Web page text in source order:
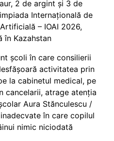
2 de argint și 3 de
Internațională de
– IOAI 2026,
în Kazahstan
școli în care consilierii
activitatea prin
la cabinetul medical, pe
cancelarii, atrage atenția
Aura Stănculescu /
în care copilul
nimic niciodată